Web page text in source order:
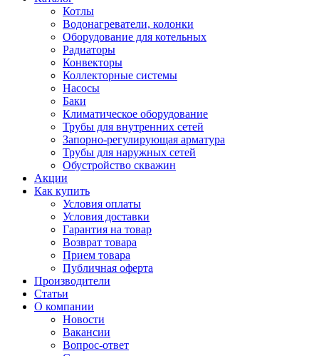
Котлы
Водонагреватели, колонки
Оборудование для котельных
Радиаторы
Конвекторы
Коллекторные системы
Насосы
Баки
Климатическое оборудование
Трубы для внутренних сетей
Запорно-регулирующая арматура
Трубы для наружных сетей
Обустройство скважин
Акции
Как купить
Условия оплаты
Условия доставки
Гарантия на товар
Возврат товара
Прием товара
Публичная оферта
Производители
Статьи
О компании
Новости
Вакансии
Вопрос-ответ